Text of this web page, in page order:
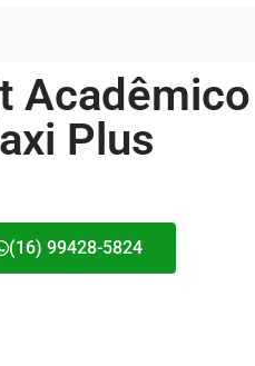
Plus
(16) 99428-5824